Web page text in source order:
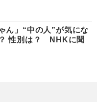
ん」“中の人”が気にな
性別は？ NHKに聞